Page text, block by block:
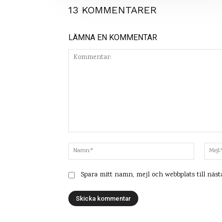
13 KOMMENTARER
LÄMNA EN KOMMENTAR
Namn:*
Spara mitt namn, mejl och webbplats till